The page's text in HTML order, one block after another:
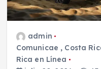
admin
Comunicae , Costa
Rica en Línea